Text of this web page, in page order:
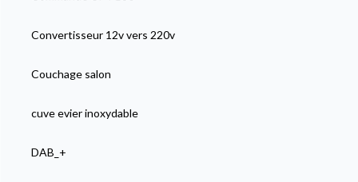
Convertisseur 12v vers 220v
Couchage salon
cuve evier inoxydable
DAB_+